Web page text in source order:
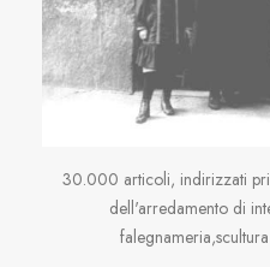
30.000 articoli, indirizzati
dell'arredamento di